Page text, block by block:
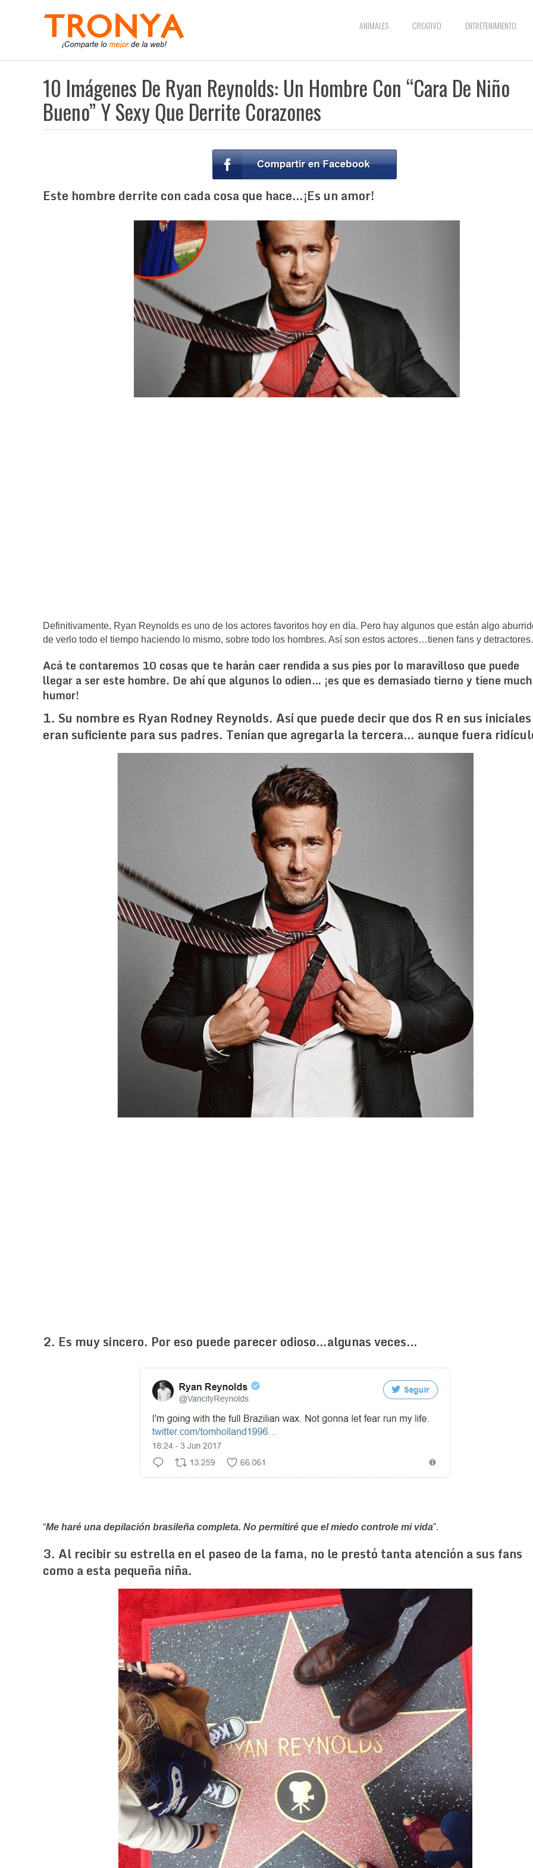
ANIMALES CREATIVO ENTRETENIMIENTO
10 Imágenes De Ryan Reynolds: Un Hombre Con “Cara De Niño
Bueno” Y Sexy Que Derrite Corazones
Este hombre derrite con cada cosa que hace…¡Es un amor!
Definitivamente, Ryan Reynolds es uno de los actores favoritos hoy en día. Pero hay algunos que están algo
de verlo todo el tiempo haciendo lo mismo, sobre todo los hombres. Así son estos actores…tienen fans y detractores.
Acá te contaremos 10 cosas que te harán caer rendida a sus pies por lo maravilloso que puede
llegar a ser este hombre. De ahí que algunos lo odien… ¡es que es demasiado tierno y tiene
humor!
1. Su nombre es Ryan Rodney Reynolds. Así que puede decir que dos R en sus
eran suficiente para sus padres. Tenían que agregarla la tercera… aunque fuera
2. Es muy sincero. Por eso puede parecer odioso…algunas veces…
“Me haré una depilación brasileña completa. No permitiré que el miedo controle mi vida”.
3. Al recibir su estrella en el paseo de la fama, no le prestó tanta atención a sus fans
como a esta pequeña niña.